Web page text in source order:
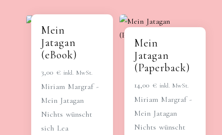
Mein
Jatagan
(eBook)
3,00 € inkl. MwSt.
Miriam Margraf -
Mein Jatagan
Nichts wünscht
sich Lea
Mein
Jatagan
(Paperback)
14,00 € inkl. MwSt.
Miriam Margraf -
Mein Jatagan
Nichts wünscht